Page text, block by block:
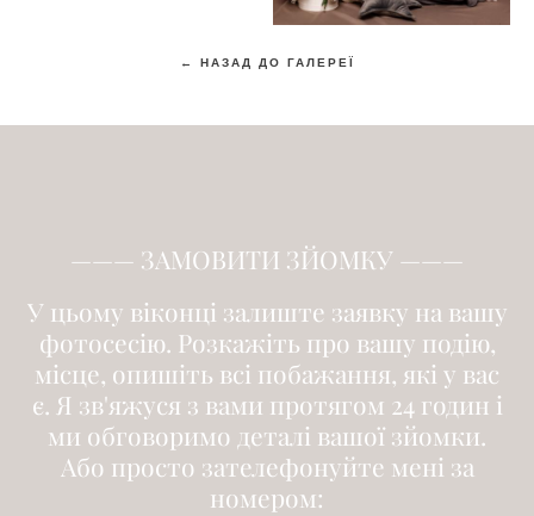
← НАЗАД ДО ГАЛЕРЕЇ
——— ЗАМОВИТИ ЗЙОМКУ ———
У цьому віконці залиште заявку на вашу
фотосесію. Розкажіть про вашу подію,
місце, опишіть всі побажання, які у вас
є. Я зв'яжуся з вами протягом 24 годин і
ми обговоримо деталі вашої зйомки.
Або просто зателефонуйте мені за
номером: